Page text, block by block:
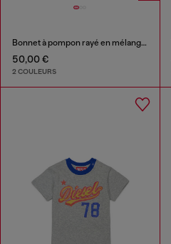
Bonnet à pompon rayé en mélange de laine
50,00 €
2 COULEURS